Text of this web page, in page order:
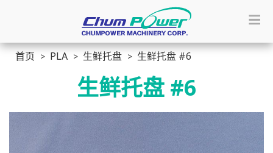
首页 PLA 生鲜托盘 生鲜托盘 #6
生鲜托盘 #6